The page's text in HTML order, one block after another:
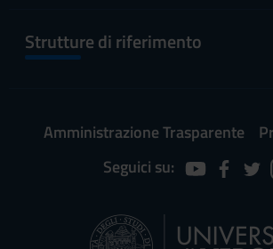
Strutture di riferimento
Amministrazione Trasparente
Seguici su: